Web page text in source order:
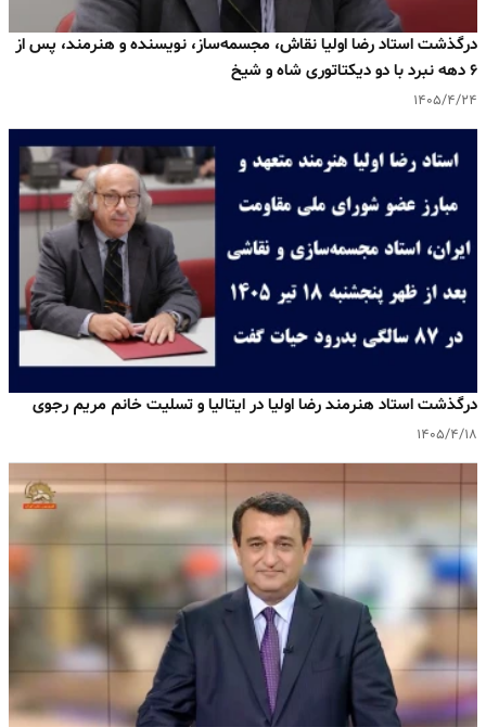
درگذشت استاد رضا اولیا نقاش، مجسمه‌ساز، نویسنده و هنرمند، پس از
۶ دهه نبرد با دو دیکتاتوری شاه و شیخ
۱۴۰۵/۴/۲۴
درگذشت استاد هنرمند رضا اولیا در ایتالیا و تسلیت خانم مریم رجوی
۱۴۰۵/۴/۱۸